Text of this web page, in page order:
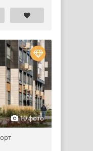
10 фото